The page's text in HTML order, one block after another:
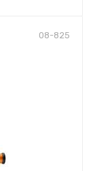
08-825